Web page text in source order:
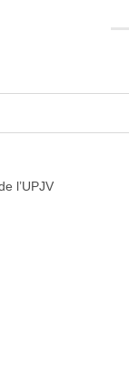
l’UPJV